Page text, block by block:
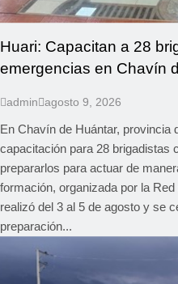
Huari: Capacitan a 28
emergencias en Chavín
admin agosto 9, 2026
En Chavín de Huántar, provincia
capacitación para 28 brigadistas
prepararlos para actuar de
formación, organizada por la
realizó del 3 al 5 de agosto y se
preparación...
REGIONAL